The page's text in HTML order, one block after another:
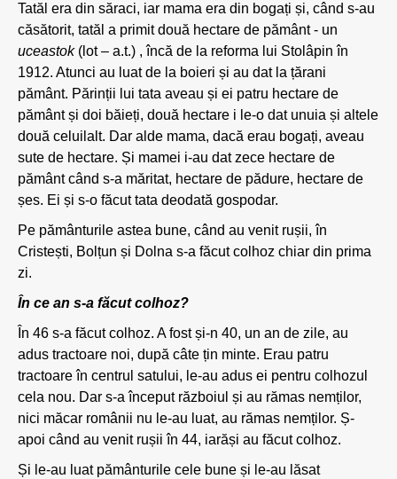
Tatăl era din săraci, iar mama era din bogați și, când s-au
căsătorit, tatăl a primit două hectare de pământ - un
uceastok (lot – a.t.) , încă de la reforma lui Stolâpin în
1912. Atunci au luat de la boieri și au dat la țărani
pământ. Părinții lui tata aveau și ei patru hectare de
pământ și doi băieți, două hectare i le-o dat unuia și altele
două celuilalt. Dar alde mama, dacă erau bogați, aveau
sute de hectare. Și mamei i-au dat zece hectare de
pământ când s-a măritat, hectare de pădure, hectare de
șes. Ei și s-o făcut tata deodată gospodar.
Pe pământurile astea bune, când au venit rușii, în
Cristești, Bolțun și Dolna s-a făcut colhoz chiar din prima
zi.
În ce an s-a făcut colhoz?
În 46 s-a făcut colhoz. A fost și-n 40, un an de zile, au
adus tractoare noi, după câte țin minte. Erau patru
tractoare în centrul satului, le-au adus ei pentru colhozul
cela nou. Dar s-a început războiul și au rămas nemților,
nici măcar românii nu le-au luat, au rămas nemților. Ș-
apoi când au venit rușii în 44, iarăși au făcut colhoz.
Și le-au luat pământurile cele bune și le-au lăsat